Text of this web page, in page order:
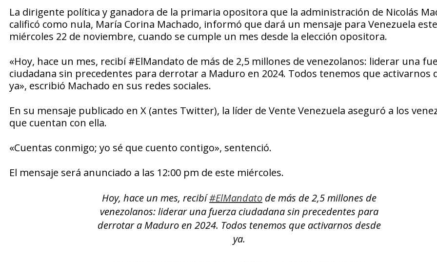
La dirigente política y ganadora de la primaria opositora que la administración de Nicolás
calificó como nula, María Corina Machado, informó que dará un mensaje para Venezuela este
miércoles 22 de noviembre, cuando se cumple un mes desde la elección opositora.
«Hoy, hace un mes, recibí #ElMandato de más de 2,5 millones de venezolanos: liderar una
ciudadana sin precedentes para derrotar a Maduro en 2024. Todos tenemos que activarnos
ya», escribió Machado en sus redes sociales.
En su mensaje publicado en X (antes Twitter), la líder de Vente Venezuela aseguró a los
que cuentan con ella.
«Cuentas conmigo; yo sé que cuento contigo», sentenció.
El mensaje será anunciado a las 12:00 pm de este miércoles.
Hoy, hace un mes, recibí#ElMandato de más de 2,5 millones de
venezolanos: liderar una fuerza ciudadana sin precedentes para
derrotar a Maduro en 2024. Todos tenemos que activarnos desde
ya.